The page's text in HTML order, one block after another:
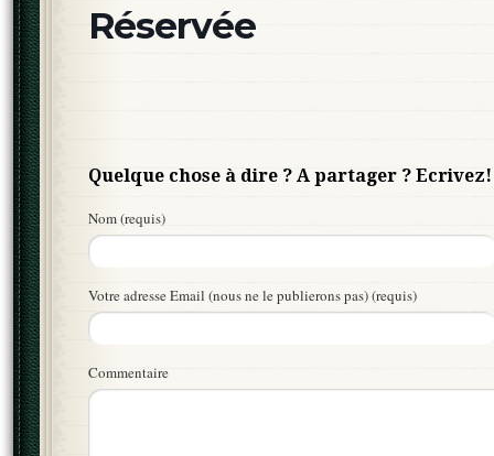
Réservée
Quelque chose à dire ? A partager ? Ecrivez!
Nom (requis)
Votre adresse Email (nous ne le publierons pas) (requis)
Commentaire